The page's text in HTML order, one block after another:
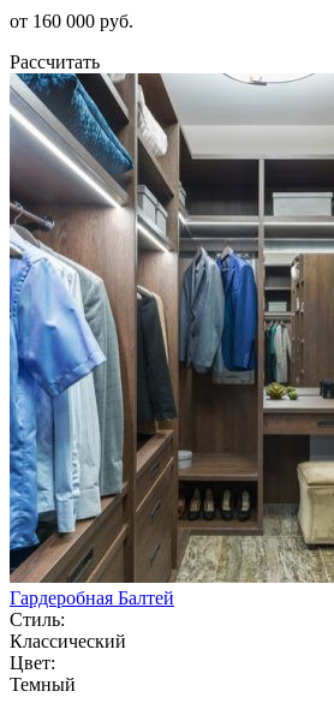
от 160 000 руб.
Рассчитать
Гардеробная Балтей
Стиль:
Классический
Цвет:
Темный